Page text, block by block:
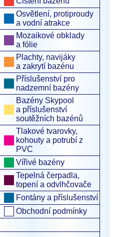
Osvětlení, protiproudy
a vodní atrakce
Mozaikové obklady
a fólie
Plachty, navijáky
a zakrytí bazénu
Příslušenství pro
nadzemní bazény
Bazény Skypool
a příslušenství
soutěžních bazénů
Tlakové tvarovky,
kohouty a potrubí z
PVC
Vířivé bazény
Tepelná čerpadla,
topení a odvlhčovače
Fontány a příslušenství
Obchodní podmínky